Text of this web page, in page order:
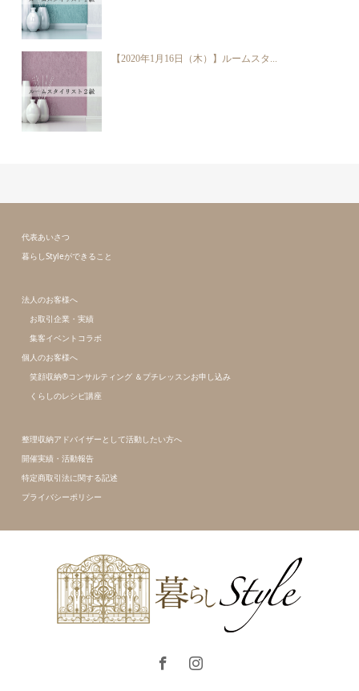
【2020年1月16日（木）】ルームスタ...
代表あいさつ
暮らしStyleができること
法人のお客様へ
お取引企業・実績
集客イベントコラボ
個人のお客様へ
笑顔収納®コンサルティング ＆プチレッスンお申し込み
くらしのレシピ講座
整理収納アドバイザーとして活動したい方へ
開催実績・活動報告
特定商取引法に関する記述
プライバシーポリシー